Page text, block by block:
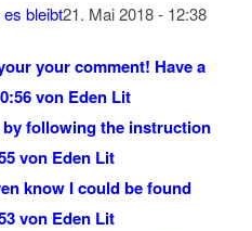
es bleibt21. Mai 2018 - 12:38
your comment! Have a
von Eden Lit
following the instruction
von Eden Lit
know I could be found
von Eden Lit